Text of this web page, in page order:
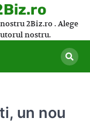
2Biz.ro . Alege
nostru.
un nou